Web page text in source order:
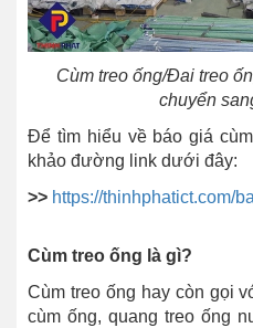
Cùm treo ống/Đai treo
chuyển
Để tìm hiểu về báo giá
khảo đường link dưới đây:
>> https://thinhphatict.com/
Cùm treo ống là gì?
Cùm treo ống hay còn gọi
cùm ống, quang treo ống